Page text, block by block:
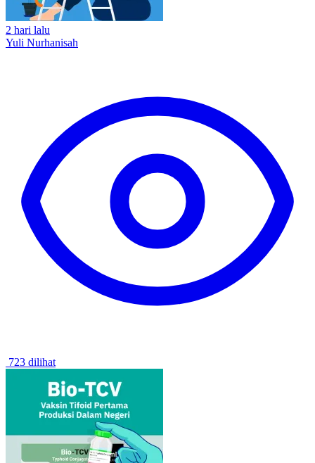
2 hari lalu
Yuli Nurhanisah
723 dilihat